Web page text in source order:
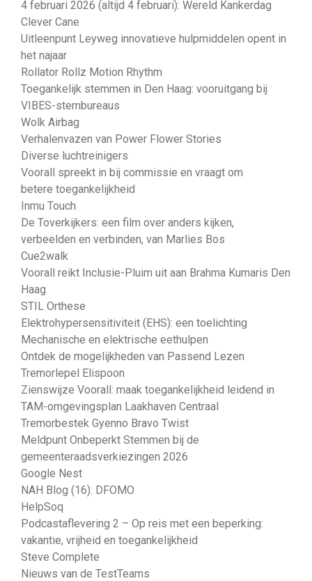
4 februari 2026 (altijd 4 februari): Wereld Kankerdag
Clever Cane
Uitleenpunt Leyweg innovatieve hulpmiddelen opent in
het najaar
Rollator Rollz Motion Rhythm
Toegankelijk stemmen in Den Haag: vooruitgang bij
VIBES-stembureaus
Wolk Airbag
Verhalenvazen van Power Flower Stories
Diverse luchtreinigers
Voorall spreekt in bij commissie en vraagt om
betere toegankelijkheid
Inmu Touch
De Toverkijkers: een film over anders kijken,
verbeelden en verbinden, van Marlies Bos
Cue2walk
Voorall reikt Inclusie-Pluim uit aan Brahma Kumaris Den
Haag
STIL Orthese
Elektrohypersensitiviteit (EHS): een toelichting
Mechanische en elektrische eethulpen
Ontdek de mogelijkheden van Passend Lezen
Tremorlepel Elispoon
Zienswijze Voorall: maak toegankelijkheid leidend in
TAM-omgevingsplan Laakhaven Centraal
Tremorbestek Gyenno Bravo Twist
Meldpunt Onbeperkt Stemmen bij de
gemeenteraadsverkiezingen 2026
Google Nest
NAH Blog (16): DFOMO
HelpSoq
Podcastaflevering 2 – Op reis met een beperking:
vakantie, vrijheid en toegankelijkheid
Steve Complete
Nieuws van de TestTeams